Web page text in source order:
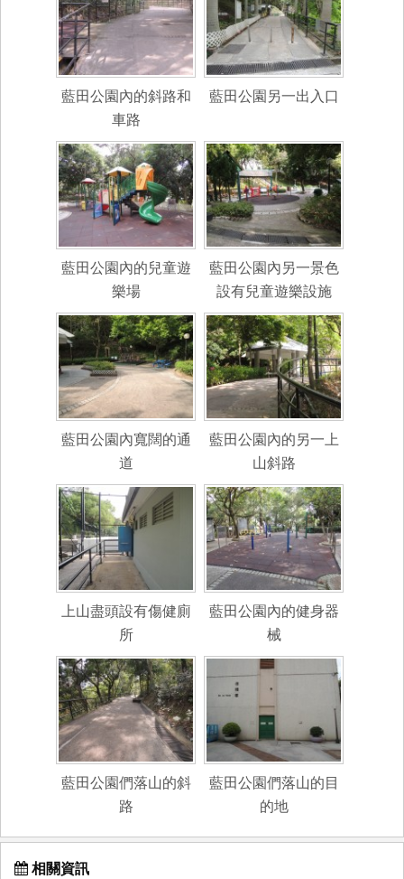
藍田公園內的斜路和
車路
藍田公園另一出入口
藍田公園內的兒童遊
樂場
藍田公園內另一景色
設有兒童遊樂設施
藍田公園內寬闊的通
道
藍田公園內的另一上
山斜路
上山盡頭設有傷健廁
所
藍田公園內的健身器
械
藍田公園們落山的斜
路
藍田公園們落山的目
的地
相關資訊